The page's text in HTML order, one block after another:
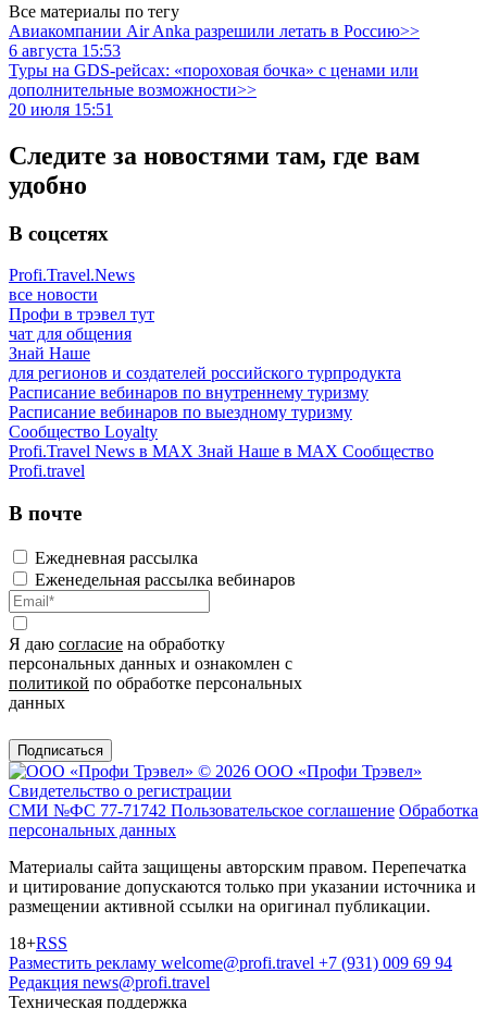
Все материалы по тегу
Авиакомпании Air Anka разрешили летать в Россию>>
6 августа 15:53
Туры на GDS-рейсах: «пороховая бочка» с ценами или
дополнительные возможности>>
20 июля 15:51
Следите за новостями там, где вам
удобно
В соцсетях
Profi.Travel.News
все новости
Профи в трэвел тут
чат для общения
Знай Наше
для регионов и создателей российского турпродукта
Расписание вебинаров по внутреннему туризму
Расписание вебинаров по выездному туризму
Сообщество Loyalty
Profi.Travel News в MAX Знай Наше в MAX Сообщество
Profi.travel
В почте
Ежедневная рассылка
Еженедельная рассылка вебинаров
Я даю согласие на обработку
персональных данных и ознакомлен с
политикой по обработке персональных
данных
Подписаться
© 2026 ООО «Профи Трэвeл»
Свидетельство о регистрации
СМИ №ФС 77-71742 Пользовательское соглашение Обработка
персональных данных
Материалы сайта защищены авторским правом. Перепечатка
и цитирование допускаются только при указании источника и
размещении активной ссылки на оригинал публикации.
18+RSS
Разместить рекламу welcome@profi.travel +7 (931) 009 69 94
Редакция news@profi.travel
Техническая поддержка